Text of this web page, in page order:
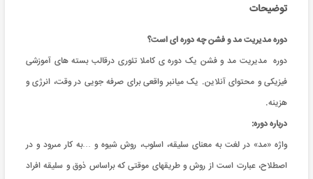
توضیحات
دوره مدیریت مد و فشن چه دوره ای است؟
دوره مدیریت مد و فشن یک دوره ی کاملا تئوری درقالب بسته های آموزشی
فیزیکی و محتوای آنلاین. یک میانبر واقعی برای صرفه جویی در وقت، انرژی و
هزینه.
درباره دوره:
واژه «مد» در لغت به معناى سلیقه، اسلوب، روش شیوه و …به کار مى‏رود و در
اصطلاح، عبارت است از روش و طریقه‏اى موقتى که براساس ذوق و سلیقه افراد